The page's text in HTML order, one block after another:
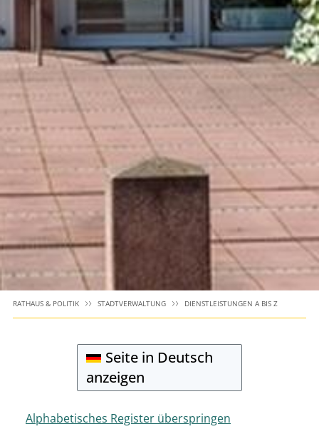
RATHAUS & POLITIK STADTVERWALTUNG DIENSTLEISTUNGEN A BIS Z
Seite in Deutsch
anzeigen
Alphabetisches Register überspringen